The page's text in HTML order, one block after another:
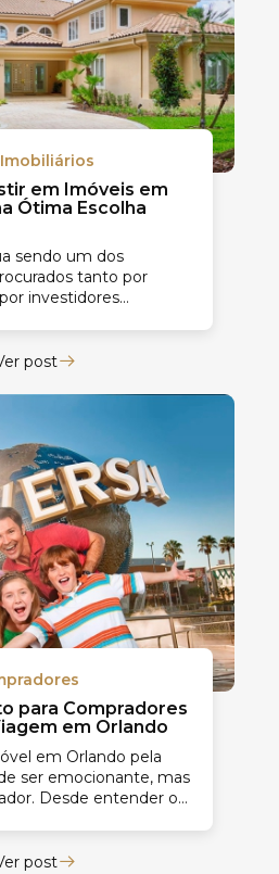
em Imóveis em
Ótima Escolha
sendo um dos
tanto por
investidores
post
para Compradores
em Orlando
em Orlando pela
ser emocionante, mas
Desde entender o
post